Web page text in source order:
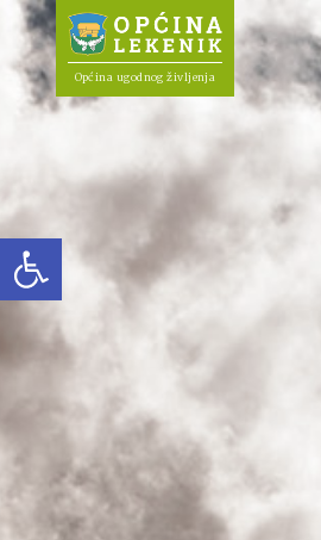
Open toolbar
Općina ugodnog življenja